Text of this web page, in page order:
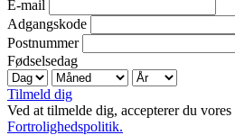
E-mail
Adgangskode
Postnummer
Fødselsedag
Tilmeld dig
Ved at tilmelde dig, accepterer du vores
Fortrolighedspolitik.